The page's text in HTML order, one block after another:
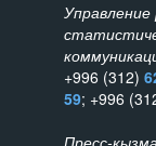
+996 (312)
59; +996
Пресс-